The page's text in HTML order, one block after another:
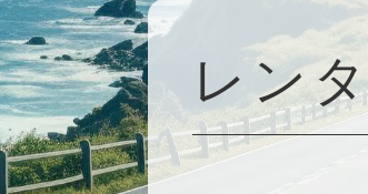
レン